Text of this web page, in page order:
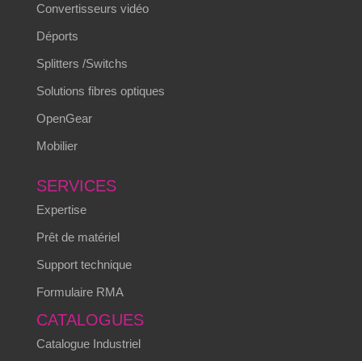
Convertisseurs vidéo
Déports
Splitters /Switchs
Solutions fibres optiques
OpenGear
Mobilier
SERVICES
Expertise
Prêt de matériel
Support technique
Formulaire RMA
CATALOGUES
Catalogue Industriel